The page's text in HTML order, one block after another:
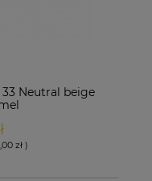
Neutral beige
zł )